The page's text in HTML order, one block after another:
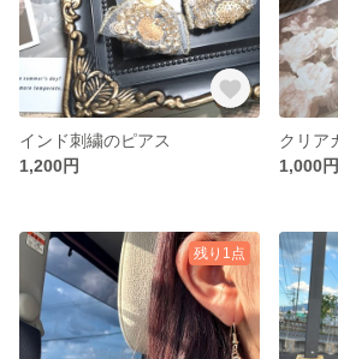
インド刺繍のピアス
1,200円
1,000円
残り1点